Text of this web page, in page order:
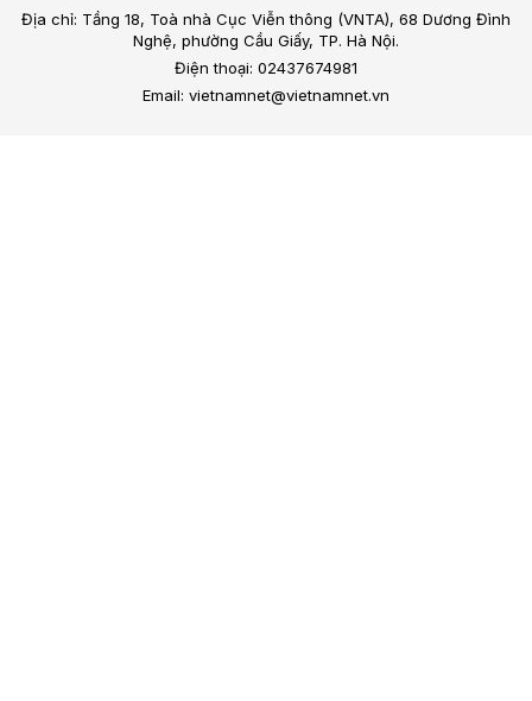
Địa chỉ: Tầng 18, Toà nhà Cục Viễn thông (VNTA), 68 Dương Đình
Nghệ, phường Cầu Giấy, TP. Hà Nội.
Điện thoại: 02437674981
Email: vietnamnet@vietnamnet.vn